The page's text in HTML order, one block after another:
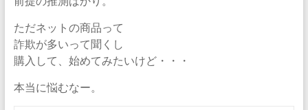
ただネットの商品って
詐欺が多いって聞くし
購入して、始めてみたいけど・・・
本当に悩むなー。